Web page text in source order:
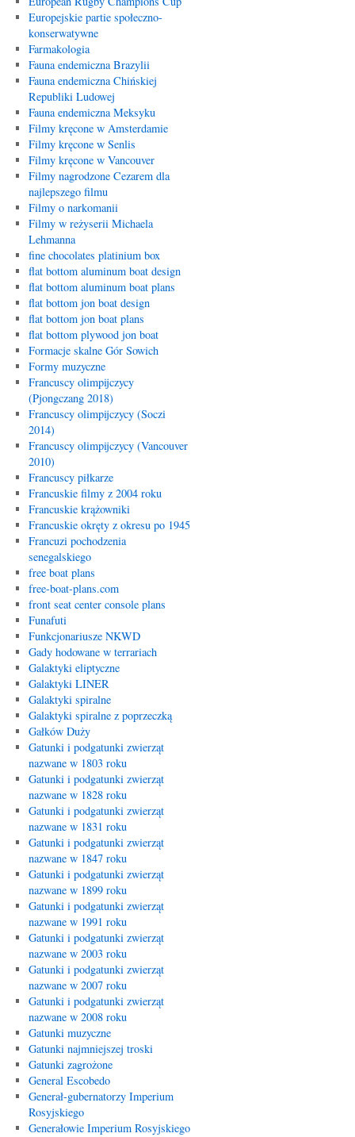
Europejskie partie społeczno-
konserwatywne
Farmakologia
Fauna endemiczna Brazylii
Fauna endemiczna Chińskiej
Republiki Ludowej
Fauna endemiczna Meksyku
Filmy kręcone w Amsterdamie
Filmy kręcone w Senlis
Filmy kręcone w Vancouver
Filmy nagrodzone Cezarem dla
najlepszego filmu
Filmy o narkomanii
Filmy w reżyserii Michaela
Lehmanna
fine chocolates platinium box
flat bottom aluminum boat design
flat bottom aluminum boat plans
flat bottom jon boat design
flat bottom jon boat plans
flat bottom plywood jon boat
Formacje skalne Gór Sowich
Formy muzyczne
Francuscy olimpijczycy
(Pjongczang 2018)
Francuscy olimpijczycy (Soczi
2014)
Francuscy olimpijczycy (Vancouver
2010)
Francuscy piłkarze
Francuskie filmy z 2004 roku
Francuskie krążowniki
Francuskie okręty z okresu po 1945
Francuzi pochodzenia
senegalskiego
free boat plans
free-boat-plans.com
front seat center console plans
Funafuti
Funkcjonariusze NKWD
Gady hodowane w terrariach
Galaktyki eliptyczne
Galaktyki LINER
Galaktyki spiralne
Galaktyki spiralne z poprzeczką
Gałków Duży
Gatunki i podgatunki zwierząt
nazwane w 1803 roku
Gatunki i podgatunki zwierząt
nazwane w 1828 roku
Gatunki i podgatunki zwierząt
nazwane w 1831 roku
Gatunki i podgatunki zwierząt
nazwane w 1847 roku
Gatunki i podgatunki zwierząt
nazwane w 1899 roku
Gatunki i podgatunki zwierząt
nazwane w 1991 roku
Gatunki i podgatunki zwierząt
nazwane w 2003 roku
Gatunki i podgatunki zwierząt
nazwane w 2007 roku
Gatunki i podgatunki zwierząt
nazwane w 2008 roku
Gatunki muzyczne
Gatunki najmniejszej troski
Gatunki zagrożone
General Escobedo
Generał-gubernatorzy Imperium
Rosyjskiego
Generałowie Imperium Rosyjskiego